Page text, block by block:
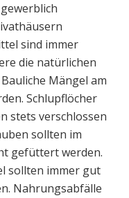
sind immer
die natürlichen
Mängel am
Schlupflöcher
stets verschlossen
sollten im
gefüttert werden.
sollten immer gut
Nahrungsabfälle